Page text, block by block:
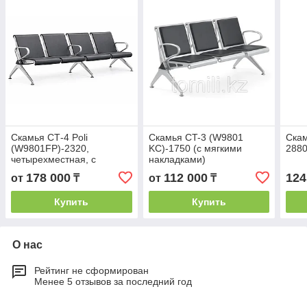
Скамья СТ-4 Poli
(W9801FP)-2320,
четырехместная, с
полиуретаном
от 178 000 ₸
Купить
Скамья СT-3 (W9801
KС)-1750 (с мягкими
накладками)
от 112 000₸
Купить
О нас
Рейтинг не сформирован
Менее 5 отзывов за последний год